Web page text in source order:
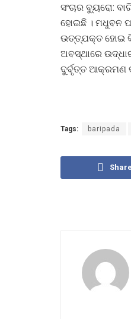
ସଂଚାର ବ୍ୟୁରୋ:
ହୋଇଛି । ମଧୁବନ
ଉତ୍ତ୍ଯକ୍ତ ହୋଇ
ଅବସ୍ଥାରେ
ଦୁର୍ବୃତ୍ତ ଆକ୍ରମଣ
Tags: baripada
Share